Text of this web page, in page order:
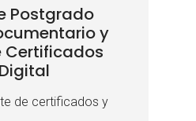
Postgrado
y
Certificados
de certificados y
Postgrado
y
Certificados
de certificados y